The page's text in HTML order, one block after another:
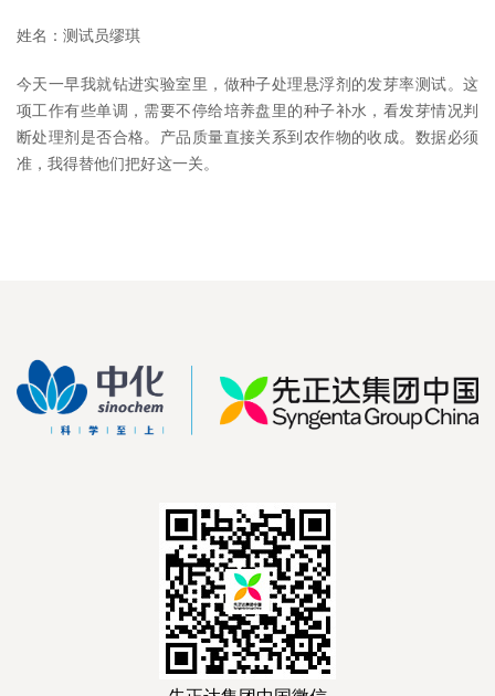
姓名：测试员缪琪
今天一早我就钻进实验室里，做种子处理悬浮剂的发芽率测试。这
项工作有些单调，需要不停给培养盘里的种子补水，看发芽情况判
断处理剂是否合格。产品质量直接关系到农作物的收成。数据必须
准，我得替他们把好这一关。